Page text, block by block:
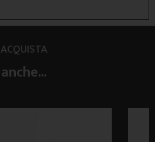
ACQUISTA
anche...